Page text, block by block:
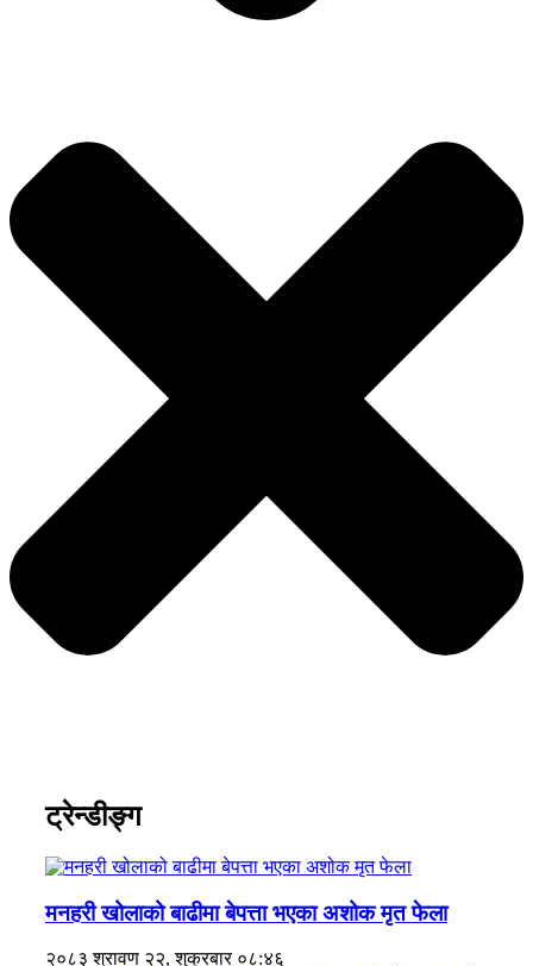
ट्रेन्डीङ्ग
मनहरी खोलाको बाढीमा बेपत्ता भएका अशोक मृत फेला
२०८३ श्रावण २२, शुक्रबार ०८:४६